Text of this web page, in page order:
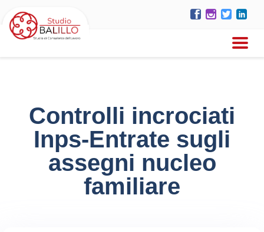
Controlli incrociati
Inps-Entrate sugli
assegni nucleo
familiare